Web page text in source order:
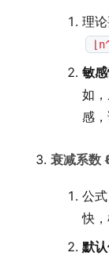
理
敏
如
感
衰减系数
公式
快
默